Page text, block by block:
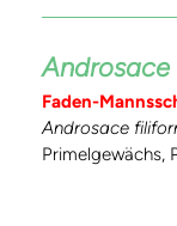
Faden-
Androsace
Primelgewächs,